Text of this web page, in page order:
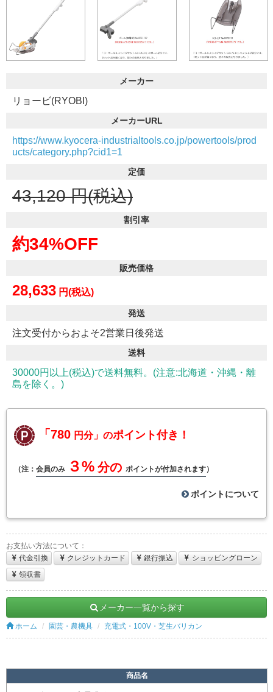
メーカー
リョービ(RYOBI)
メーカーURL
https://www.kyocera-industrialtools.co.jp/powertools/prod
ucts/category.php?cid1=1
定価
43,120 円(税込)
割引率
約34%OFF
販売価格
28,633 円(税込)
発送
注文受付からおよそ2営業日後発送
送料
30000円以上(税込)で送料無料。(注意:北海道・沖縄・離
島を除く。)
「780 円分」のポイント付き！
（注： 会員のみ ３% 分の ポイントが付加されます）
ポイントについて
お支払い方法について：
代金引換
クレジットカード 銀行振込
ショッピングローン
領収書
メーカー一覧から探す
ホーム 園芸・農機具 充電式・100V・芝生バリカン
商品名